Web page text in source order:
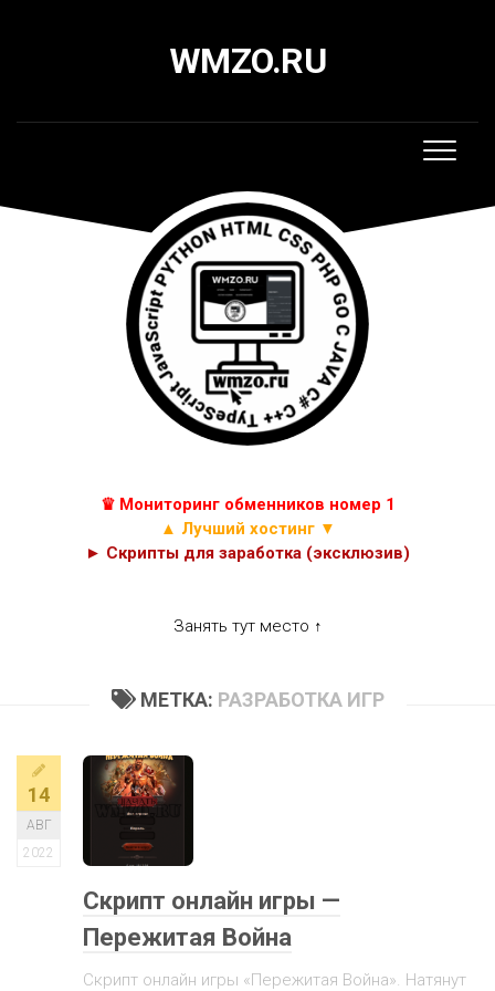
WMZO.RU
♛ Мониторинг обменников номер 1
▲ Лучший хостинг ▼
► Скрипты для заработка (эксклюзив)
Занять тут место ↑
МЕТКА: РАЗРАБОТКА ИГР
14
АВГ
2022
Скрипт онлайн игры —
Пережитая Война
Скрипт онлайн игры «Пережитая Война». Натянут